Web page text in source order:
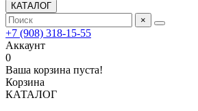
КАТАЛОГ
×
+7 (908) 318-15-55
Аккаунт
0
Ваша корзина пуста!
Корзина
КАТАЛОГ